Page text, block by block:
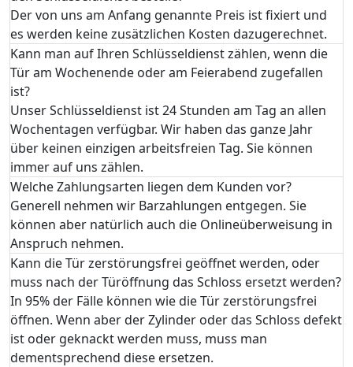
Der von uns am Anfang genannte Preis ist fixiert und
es werden keine zusätzlichen Kosten dazugerechnet.
Kann man auf Ihren Schlüsseldienst zählen, wenn die
Tür am Wochenende oder am Feierabend zugefallen
ist?
Unser Schlüsseldienst ist 24 Stunden am Tag an allen
Wochentagen verfügbar. Wir haben das ganze Jahr
über keinen einzigen arbeitsfreien Tag. Sie können
immer auf uns zählen.
Welche Zahlungsarten liegen dem Kunden vor?
Generell nehmen wir Barzahlungen entgegen. Sie
können aber natürlich auch die Onlineüberweisung in
Anspruch nehmen.
Kann die Tür zerstörungsfrei geöffnet werden, oder
muss nach der Türöffnung das Schloss ersetzt werden?
In 95% der Fälle können wie die Tür zerstörungsfrei
öffnen. Wenn aber der Zylinder oder das Schloss defekt
ist oder geknackt werden muss, muss man
dementsprechend diese ersetzen.